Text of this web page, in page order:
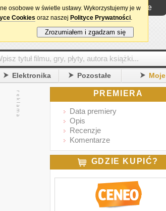
Logowanie
Elektronika Pozostałe Moje
PREMIERA
Data premiery
Opis
Recenzje
Komentarze
GDZIE KUPIĆ?
osobowe w świetle ustawy. Wykorzystujemy je w
Cookies oraz naszej Polityce Prywatności.
Zrozumiałem i zgadzam się